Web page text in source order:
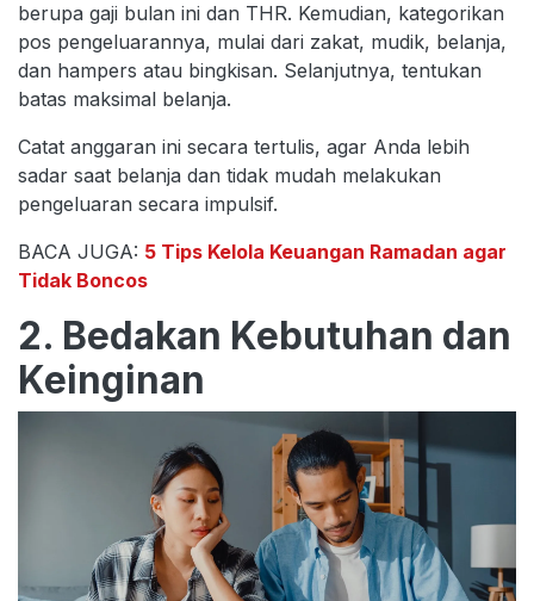
berupa gaji bulan ini dan THR. Kemudian, kategorikan
pos pengeluarannya, mulai dari zakat, mudik, belanja,
dan hampers atau bingkisan. Selanjutnya, tentukan
batas maksimal belanja.
Catat anggaran ini secara tertulis, agar Anda lebih
sadar saat belanja dan tidak mudah melakukan
pengeluaran secara impulsif.
BACA JUGA: 5 Tips Kelola Keuangan Ramadan agar
Tidak Boncos
2. Bedakan Kebutuhan dan
Keinginan